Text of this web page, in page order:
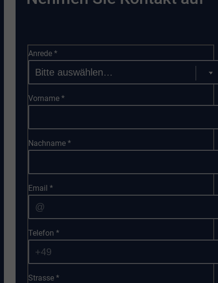
Anrede*
Vorname*
Nachname*
Email*
Telefon*
Strasse*